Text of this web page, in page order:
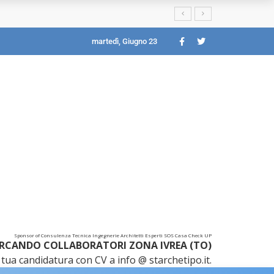
martedì, Giugno 23
Sponsor of Consulenza Tecnica Ingegnerie Architetti Esperti SOS Casa Check UP
COLLABORATORI ZONA IVREA (TO)
candidatura con CV a info @ starchetipo.it.